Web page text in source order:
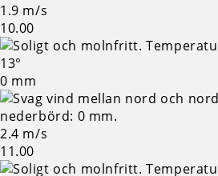
1.9 m/s
10.00
13°
0 mm
2.4 m/s
11.00